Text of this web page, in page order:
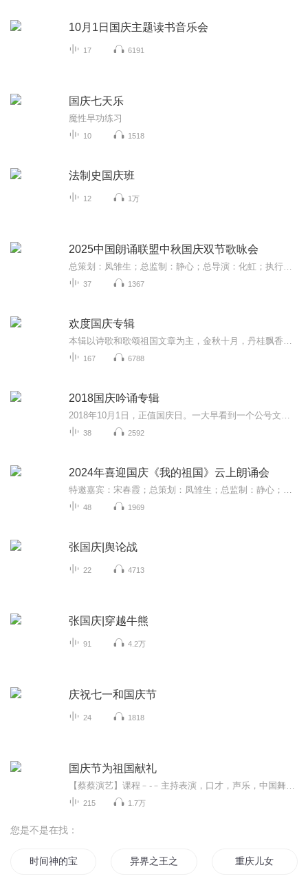
10月1日国庆主题读书音乐会
17 6191
国庆七天乐
魔性早功练习
10 1518
法制史国庆班
12 1万
2025中国朗诵联盟中秋国庆双节歌咏会
37 1367
欢度国庆专辑
167 6788
2018国庆吟诵专辑
38 2592
2024年喜迎国庆《我的祖国》云上朗诵会
48 1969
张国庆|舆论战
22 4713
张国庆|穿越牛熊
91 4.2万
庆祝七一和国庆节
24 1818
国庆节为祖国献礼
215 1.7万
您是不是在找：
时间神的宝库 异界之王之宝库 重庆儿女